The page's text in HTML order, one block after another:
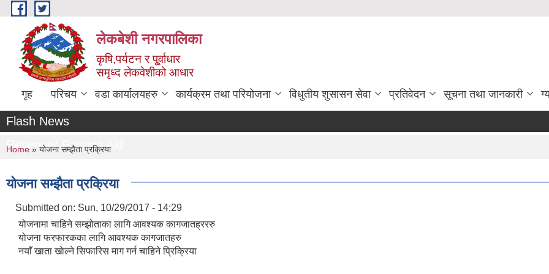
Skip to main content
लेकबेशी नगरपालिका
कृषि,पर्यटन र पू्र्वाधार
समृध्द लेकवेशीको आधार
गृह परिचय वडा कार्यालयहरु कार्यक्रम तथा परियोजना विधुतीय शुसासन सेवा प्रतिवेदन सूचना तथा जानकारी
Flash News
Revenue/ Foreign Aid
You are here
Home » योजना सम्झैता प्रक्रिया
योजना सम्झैता प्रक्रिया
Submitted on: Sun, 10/29/2017 - 14:29
योजनामा चाहिने सम्झोताका लागि आवश्यक कागजातह्रररु
योजना फरफारकका लागि आवश्यक कागजातहरु
नयाँ खाता खाेल्ने सिफारिस माग गर्न चाहिने प्रिक्रिया